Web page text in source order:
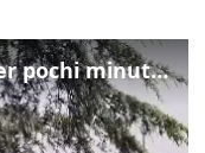
Torna la pioggia a Trieste per pochi minuti: ma il caldo non molla